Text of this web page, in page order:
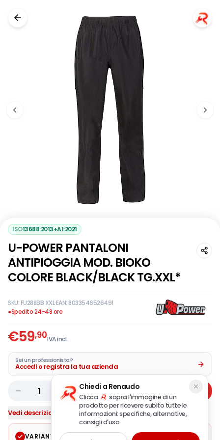
ISO13688:2013+A1:2021
U-POWER PANTALONI
ANTIPIOGGIA MOD. BIOKO
COLORE BLACK/BLACK TG.XXL*
SKU:FU288BB XXL·EAN: 8033546526491
●Spedito 24-48 ore
€59,90IVA incl.
Sei un professionista?
Accedi o registra la tua azienda
1 Aggiungi
Vedi descrizione completa
VARIANTE SELEZIONATA Modifica
Chiedi a Renaudo
Clicca
sopra l'immagine di un
prodotto per ricevere subito tutte le
informazioni: specifiche, alternative,
consigli d'uso.